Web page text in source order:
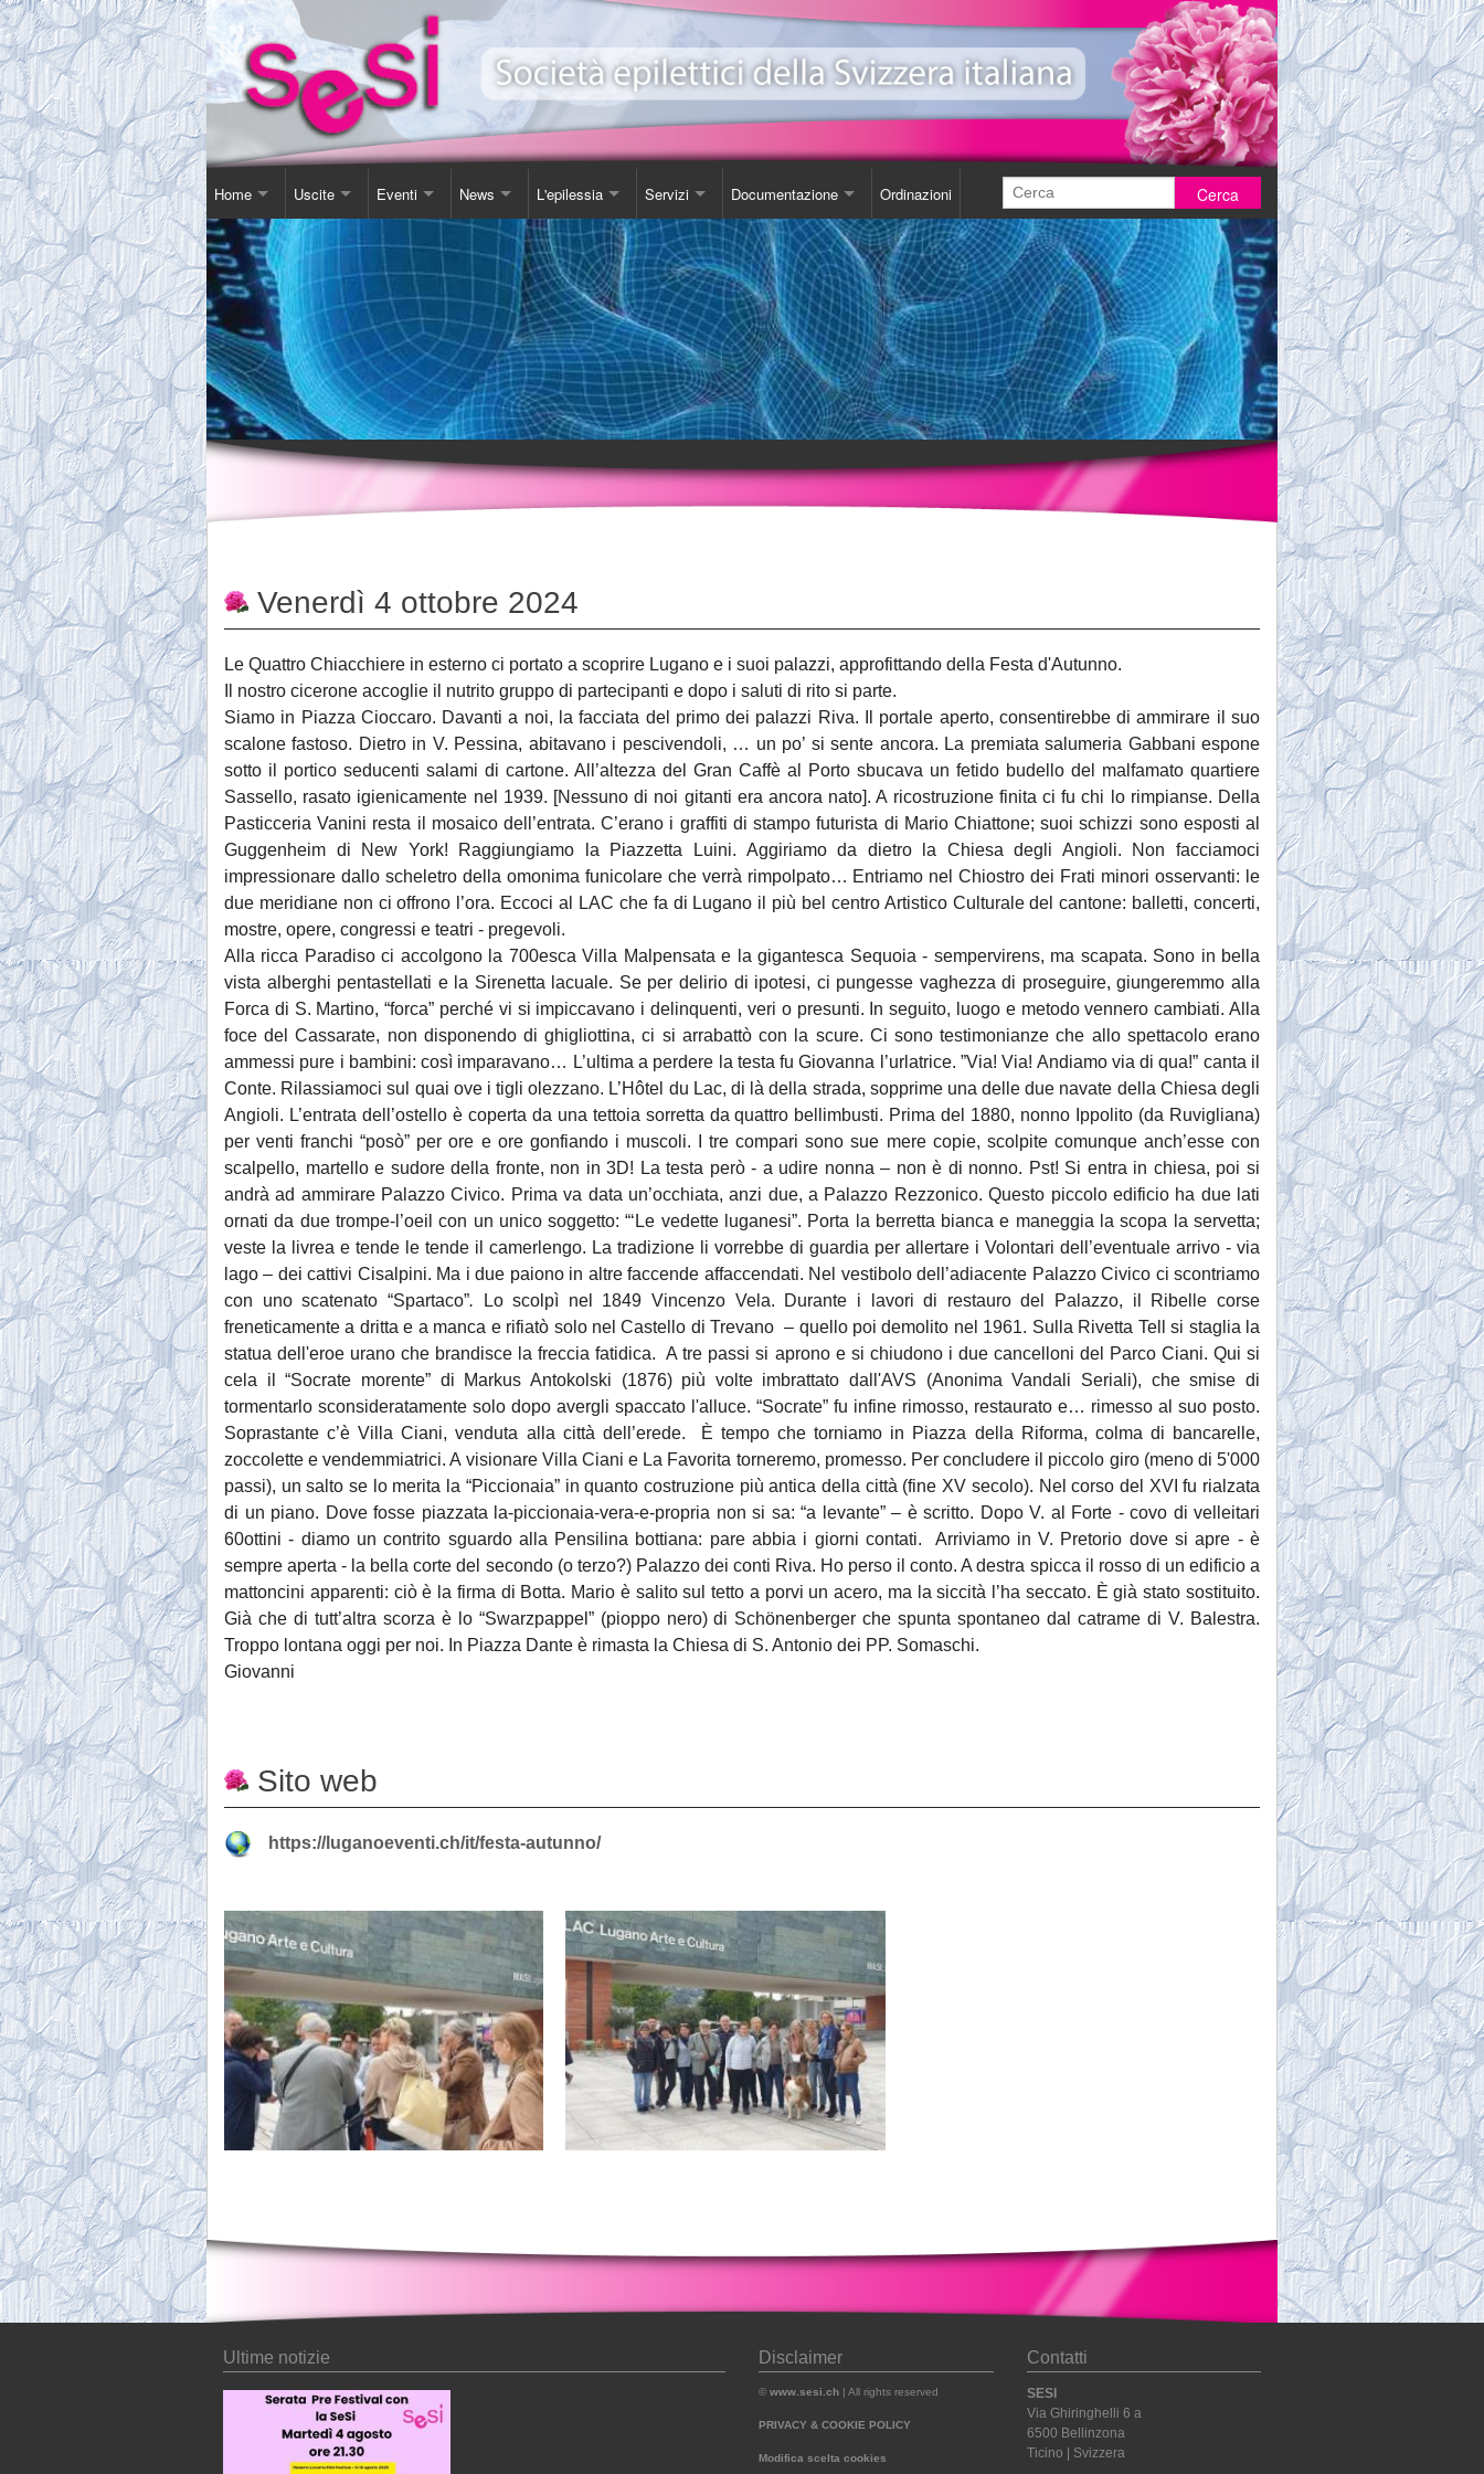
Home
Contatti
Chi Siamo
Comitato
Tassa Sociale
Statuto
Uscite
Corso Soggiorno
Gita Autunnale
Incontri in Piscina
Altro
Eventi
Giornata Inter-Nazionale Epilessia
Corsi e conferenze
Video Presentazione EeXpPiO
Sensibilizzazione
Teatro
News
Comunicazioni
Agenda
Esposizione sull'epilessia
Novita'
L'epilessia
Come Comportarsi
Servizi
Consulenza
Luoghi d'incontro
Biblioteca
Videoteca
Carta SOS
Documentazione
Libro
Studi
DVD
Opuscoli
Ordinazioni
Ordinazioni
Venerdì 4 ottobre 2024
Le Quattro Chiacchiere in esterno ci portato a scoprire Lugano e i suoi palazzi, approfittando della Festa d'Autunno.
Il nostro cicerone accoglie il nutrito gruppo di partecipanti e dopo i saluti di rito si parte.
Siamo in Piazza Cioccaro. Davanti a noi, la facciata del primo dei palazzi Riva. Il portale aperto, consentirebbe di ammirare il suo
scalone fastoso. Dietro in V. Pessina, abitavano i pescivendoli, … un po’ si sente ancora. La premiata salumeria Gabbani espone
sotto il portico seducenti salami di cartone. All’altezza del Gran Caffè al Porto sbucava un fetido budello del malfamato quartiere
Sassello, rasato igienicamente nel 1939. [Nessuno di noi gitanti era ancora nato]. A ricostruzione finita ci fu chi lo rimpianse. Della
Pasticceria Vanini resta il mosaico dell’entrata. C’erano i graffiti di stampo futurista di Mario Chiattone; suoi schizzi sono esposti al
Guggenheim di New York! Raggiungiamo la Piazzetta Luini. Aggiriamo da dietro la Chiesa degli Angioli. Non facciamoci
impressionare dallo scheletro della omonima funicolare che verrà rimpolpato… Entriamo nel Chiostro dei Frati minori osservanti: le
due meridiane non ci offrono l’ora. Eccoci al LAC che fa di Lugano il più bel centro Artistico Culturale del cantone: balletti, concerti,
mostre, opere, congressi e teatri - pregevoli.
Alla ricca Paradiso ci accolgono la 700esca Villa Malpensata e la gigantesca Sequoia - sempervirens, ma scapata. Sono in bella
vista alberghi pentastellati e la Sirenetta lacuale. Se per delirio di ipotesi, ci pungesse vaghezza di proseguire, giungeremmo alla
Forca di S. Martino, “forca” perché vi si impiccavano i delinquenti, veri o presunti. In seguito, luogo e metodo vennero cambiati. Alla
foce del Cassarate, non disponendo di ghigliottina, ci si arrabattò con la scure. Ci sono testimonianze che allo spettacolo erano
ammessi pure i bambini: così imparavano… L’ultima a perdere la testa fu Giovanna l’urlatrice. ”Via! Via! Andiamo via di qua!” canta il
Conte. Rilassiamoci sul quai ove i tigli olezzano. L’Hôtel du Lac, di là della strada, sopprime una delle due navate della Chiesa degli
Angioli. L’entrata dell’ostello è coperta da una tettoia sorretta da quattro bellimbusti. Prima del 1880, nonno Ippolito (da Ruvigliana)
per venti franchi “posò” per ore e ore gonfiando i muscoli. I tre compari sono sue mere copie, scolpite comunque anch’esse con
scalpello, martello e sudore della fronte, non in 3D! La testa però - a udire nonna – non è di nonno. Pst! Si entra in chiesa, poi si
andrà ad ammirare Palazzo Civico. Prima va data un’occhiata, anzi due, a Palazzo Rezzonico. Questo piccolo edificio ha due lati
ornati da due trompe-l’oeil con un unico soggetto: “‘Le vedette luganesi”. Porta la berretta bianca e maneggia la scopa la servetta;
veste la livrea e tende le tende il camerlengo. La tradizione li vorrebbe di guardia per allertare i Volontari dell’eventuale arrivo - via
lago – dei cattivi Cisalpini. Ma i due paiono in altre faccende affaccendati. Nel vestibolo dell’adiacente Palazzo Civico ci scontriamo
con uno scatenato “Spartaco”.
Lo scolpì nel 1849 Vincenzo Vela. Durante i lavori di restauro del Palazzo, il Ribelle corse
freneticamente a dritta e a manca e rifiatò solo nel Castello di Trevano – quello poi demolito nel 1961. Sulla Rivetta Tell si staglia la
statua dell'eroe urano che brandisce la freccia fatidica. A tre passi si aprono e si chiudono i due cancelloni del Parco Ciani. Qui si
cela il “Socrate morente” di Markus Antokolski (1876) più volte imbrattato dall'AVS (Anonima Vandali Seriali), che smise di
tormentarlo sconsideratamente solo dopo avergli spaccato l'alluce. “Socrate” fu infine rimosso, restaurato e… rimesso al suo posto.
Soprastante c’è Villa Ciani, venduta alla città dell’erede. È tempo che torniamo in Piazza della Riforma, colma di bancarelle,
zoccolette e vendemmiatrici. A visionare Villa Ciani e La Favorita torneremo, promesso. Per concludere il piccolo giro (meno di 5'000
passi), un salto se lo merita la “Piccionaia” in quanto costruzione più antica della città (fine XV secolo). Nel corso del XVI fu rialzata
di un piano. Dove fosse piazzata la-piccionaia-vera-e-propria non si sa: “a levante” – è scritto. Dopo V. al Forte - covo di velleitari
60ottini - diamo un contrito sguardo alla Pensilina bottiana: pare abbia i giorni contati. Arriviamo in V. Pretorio dove si apre - è
sempre aperta - la bella corte del secondo (o terzo?) Palazzo dei conti Riva. Ho perso il conto. A destra spicca il rosso di un edificio a
mattoncini apparenti: ciò è la firma di Botta. Mario è salito sul tetto a porvi un acero, ma la siccità l’ha seccato. È già stato sostituito.
Già che di tutt’altra scorza è lo “Swarzpappel” (pioppo nero) di Schönenberger che spunta spontaneo dal catrame di V. Balestra.
Troppo lontana oggi per noi. In Piazza Dante è rimasta la Chiesa di S. Antonio dei PP. Somaschi.
Giovanni
Sito web
https://luganoeventi.ch/it/festa-autunno/
Ultime notizie Disclaimer
© www.sesi.ch | All rights reserved
PRIVACY & COOKIE POLICY
Modifica scelta cookies
Contatti
SESI
Via Ghiringhelli 6 a
6500 Bellinzona
Ticino | Svizzera